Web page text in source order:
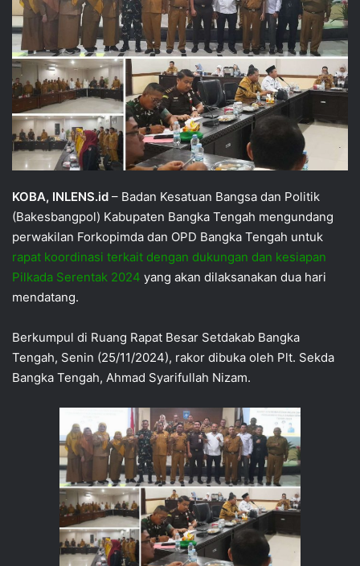
KOBA, INLENS.id – Badan Kesatuan Bangsa dan Politik
(Bakesbangpol) Kabupaten Bangka Tengah mengundang
perwakilan Forkopimda dan OPD Bangka Tengah untuk
rapat koordinasi terkait dengan dukungan dan kesiapan
Pilkada Serentak 2024 yang akan dilaksanakan dua hari
mendatang.
Berkumpul di Ruang Rapat Besar Setdakab Bangka
Tengah, Senin (25/11/2024), rakor dibuka oleh Plt. Sekda
Bangka Tengah, Ahmad Syarifullah Nizam.